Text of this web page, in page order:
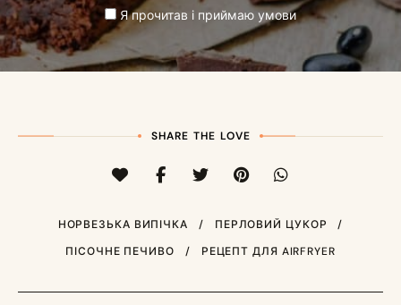
Я прочитав і приймаю умови
SHARE THE LOVE
НОРВЕЗЬКА ВИПІЧКА
ПЕРЛОВИЙ ЦУКОР
ПІСОЧНЕ ПЕЧИВО
РЕЦЕПТ ДЛЯ AIRFRYER